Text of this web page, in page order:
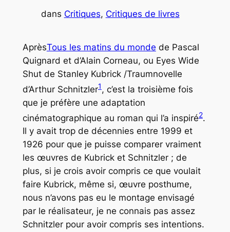
dans Critiques, Critiques de livres
AprèsTous les matins du monde de Pascal
Quignard et d’Alain Corneau, ou Eyes Wide
Shutde Stanley Kubrick /Traumnovelle
d’Arthur Schnitzler1, c’est la troisième fois
que je préfère une adaptation
cinématographique au roman qui l’a inspiré2.
Il y avait trop de décennies entre 1999 et
1926 pour que je puisse comparer vraiment
les œuvres de Kubrick et Schnitzler ; de
plus, si je crois avoir compris ce que voulait
faire Kubrick, même si, œuvre posthume,
nous n’avons pas eu le montage envisagé
par le réalisateur, je ne connais pas assez
Schnitzler pour avoir compris ses intentions.